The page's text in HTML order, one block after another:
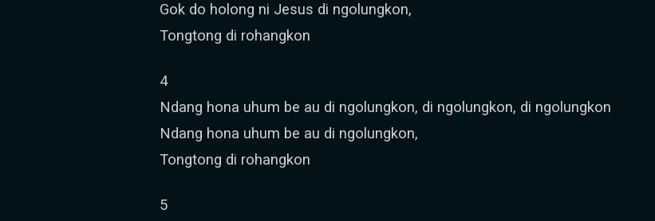
Gok do holong ni Jesus di ngolungkon,
Tongtong di rohangkon
4
Ndang hona uhum be au di ngolungkon, di ngolungkon, di ngolungkon
Ndang hona uhum be au di ngolungkon,
Tongtong di rohangkon
5